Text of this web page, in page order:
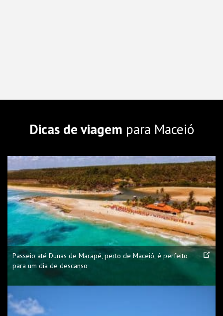
Dicas de viagem para Maceió
Passeio até Dunas de Marapé, perto de Maceió, é perfeito
para um dia de descanso